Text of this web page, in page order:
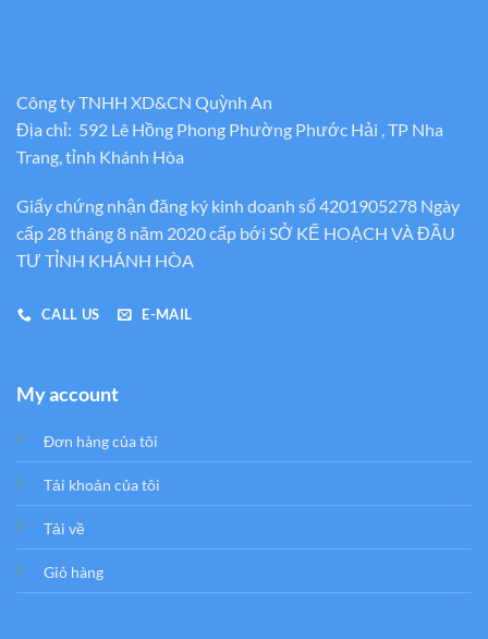
Công ty TNHH XD&CN Quỳnh An
Địa chỉ: 592 Lê Hồng Phong Phường Phước Hải , TP Nha
Trang, tỉnh Khánh Hòa
Giấy chứng nhận đăng ký kinh doanh số 4201905278 Ngày
cấp 28 tháng 8 năm 2020 cấp bới SỞ KẾ HOẠCH VÀ ĐẦU
TƯ TỈNH KHÁNH HÒA
CALL US E-MAIL
My account
Đơn hàng của tôi
Tải khoản của tôi
Tải về
Giỏ hàng